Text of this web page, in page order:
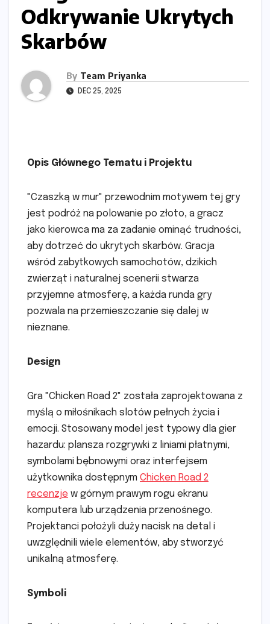
Odkrywanie Ukrytych
Skarbów
By Team Priyanka
DEC 25, 2025
Opis Głównego Tematu i Projektu
"Czaszką w mur" przewodnim motywem tej gry
jest podróż na polowanie po złoto, a gracz
jako kierowca ma za zadanie ominąć trudności,
aby dotrzeć do ukrytych skarbów. Gracja
wśród zabytkowych samochotów, dzikich
zwierząt i naturalnej scenerii stwarza
przyjemne atmosferę, a każda runda gry
pozwala na przemieszczanie się dalej w
nieznane.
Design
Gra "Chicken Road 2" została zaprojektowana z
myślą o miłośnikach slotów pełnych życia i
emocji. Stosowany model jest typowy dla gier
hazardu: plansza rozgrywki z liniami płatnymi,
symbolami bębnowymi oraz interfejsem
użytkownika dostępnym Chicken Road 2
recenzje w górnym prawym rogu ekranu
komputera lub urządzenia przenośnego.
Projektanci położyli duży nacisk na detal i
uwzględnili wiele elementów, aby stworzyć
unikalną atmosferę.
Symboli